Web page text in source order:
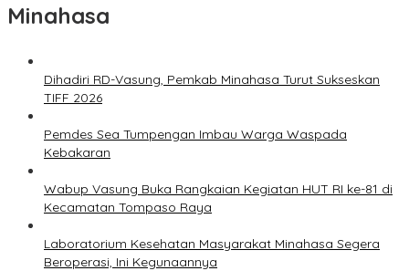
Minahasa
Dihadiri RD-Vasung, Pemkab Minahasa Turut Sukseskan
TIFF 2026
Pemdes Sea Tumpengan Imbau Warga Waspada
Kebakaran
Wabup Vasung Buka Rangkaian Kegiatan HUT RI ke-81 di
Kecamatan Tompaso Raya
Laboratorium Kesehatan Masyarakat Minahasa Segera
Beroperasi, Ini Kegunaannya